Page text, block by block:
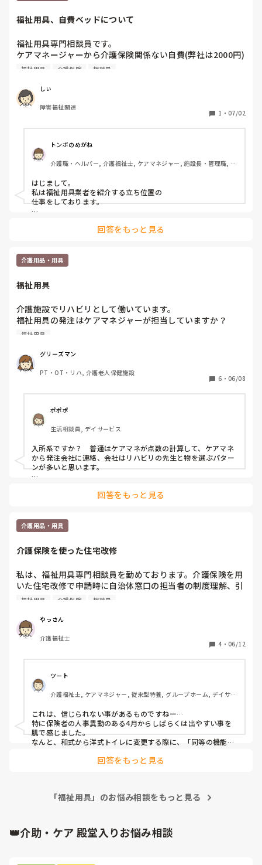
福祉用具、自費ベッドについて
福祉用具専門相談員です。
ケアマネージャーから介護保険関係ない自費(弊社は2000円)
の介護ベッドの依頼がたくさんきます。
すか？断ることはありますか？
福祉用具 介護保険 相談員
しぃ
障害福祉関連
1 ・ 07/02
トンボのめがね
介護職・ヘルパー, 介護福祉士, ケアマネジャー, 施設長・管理職, グ
はじまして。
私は福祉用具業者を紹介する立ち位置の
仕事をしております。
ニタリングの人的コストも含めて赤字必至ですよね。。
私のお付き合いある事業者さんは
たっちあっぷや置き型手すり、トイレや浴室の手すり設置工事
ます。
ケアマネさんや包括と家屋調査に同行したりしています。
あとは種蒔きのイメージかと思います。
いづれ要介護状態になるケースの見込みがあれば、自費導入す
考えることもできると思われます。
ちなみに自費ベッド相談で、福祉用具業者に断られたケースは
回答をもっと見る
介護用品・用具
福祉用具
介護施設でリハビリとして働いています。
福祉用具の発注はケアマネジャーが担当していますか？
それともリハビリの方や介護士の方が発注をしていますか？
福祉用具
グリーズマン
PT・OT・リハ, 介護老人保健施設
6 ・ 06/08
ポポポ
生活相談員, デイサービス
入所系ですか？　普通はケアマネが点数の計算して、ケアマネ
から発注会社に連絡、会社はリハビリの先生と物を選ぶパター
ンが多いと思います。
い、こーでもないといいながら決めますね。
回答をもっと見る
介護用品・用具
介護保険を使った住宅改修
私は、福祉用具専門相談員を勤めております。介護保険を用
いた住宅改修で申請時に自治体窓口の担当者の制度理解、引
き継ぎが不十分と感じられた事例などあれば参考にさせて頂
福祉用具 介護保険 相談員
やっさん
介護福祉士
4 ・ 06/12
ツート
介護福祉士, ケアマネジャー, 従来型特養, グループホーム, デイサー
これは、信じられない事があるものですねー…
特に保険者の人事異動のある4月からしばらくは出やすい事を
肌で感じました。
なんと、和式から洋式トイレに変更する際に、「同等の機能の
た。よくよく聞いてみると、和食には暖房がないので、洋式も
してる意識からかプライドが傷つけられたらしく、「その必要
修補助事業＝保険者のローカル　ルールの話になったら、とて
も意図が繋がらないだろうなー、と思えました。その場で携帯
回答をもっと見る
「福祉用具」のお悩み相談をもっと見る
👑介助・ケア 殿堂入りお悩み相談